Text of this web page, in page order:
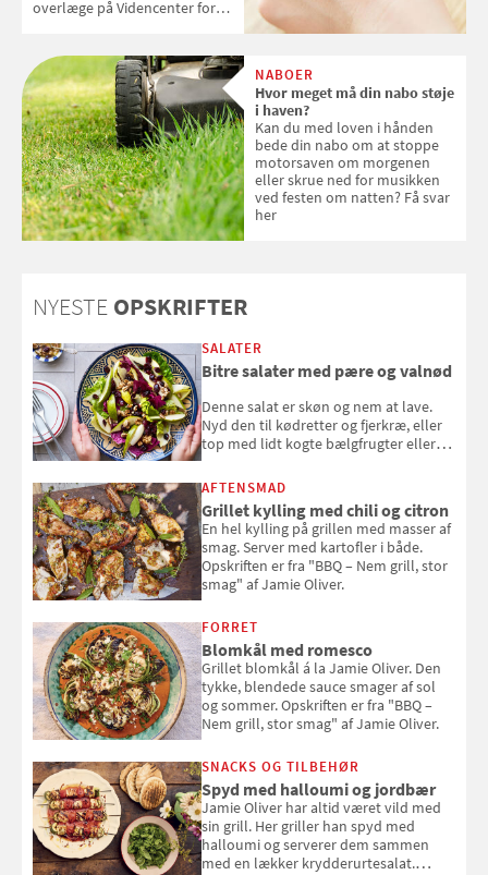
overlæge på Videncenter for
med SPF kan erstatte
solcreme, når man bevæger
sig ud i solen
NABOER
Hvor meget må din nabo støje
i haven?
Kan du med loven i hånden
bede din nabo om at stoppe
motorsaven om morgenen
eller skrue ned for musikken
ved festen om natten? Få svar
her
NYESTE OPSKRIFTER
SALATER
Bitre salater med pære og valnød
Denne salat er skøn og nem at lave.
Nyd den til kødretter og fjerkræ, eller
top med lidt kogte bælgfrugter eller
selvstændigt måltid. Opskriften er fra
Louisa Lorangs kogebog "Salat".
AFTENSMAD
Grillet kylling med chili og citron
En hel kylling på grillen med masser af
smag. Server med kartofler i både.
Opskriften er fra "BBQ – Nem grill, stor
smag" af Jamie Oliver.
FORRET
Blomkål med romesco
Grillet blomkål á la Jamie Oliver. Den
tykke, blendede sauce smager af sol
og sommer. Opskriften er fra "BBQ –
Nem grill, stor smag" af Jamie Oliver.
SNACKS OG TILBEHØR
Spyd med halloumi og jordbær
Jamie Oliver har altid været vild med
sin grill. Her griller han spyd med
halloumi og serverer dem sammen
med en lækker krydderurtesalat.